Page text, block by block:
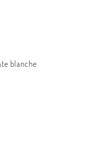
blanche